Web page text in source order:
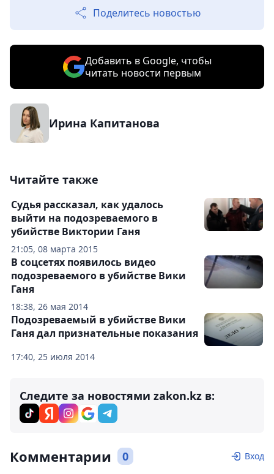
Поделитесь новостью
Добавить в Google, чтобы
читать новости первым
Ирина Капитанова
Читайте также
21:05, 08 марта 2015
Судья рассказал, как удалось
выйти на подозреваемого в
убийстве Виктории Ганя
18:38, 26 мая 2014
В соцсетях появилось видео
подозреваемого в убийстве Вики
Ганя
17:40, 25 июля 2014
Подозреваемый в убийстве Вики
Ганя дал признательные показания
Следите за новостями zakon.kz в:
Комментарии 0 Вход